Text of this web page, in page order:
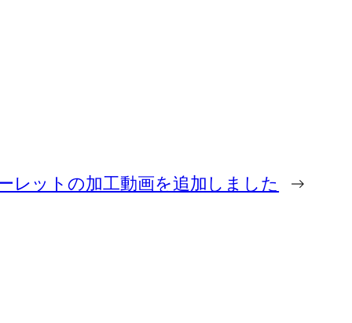
レットの加工動画を追加しました →